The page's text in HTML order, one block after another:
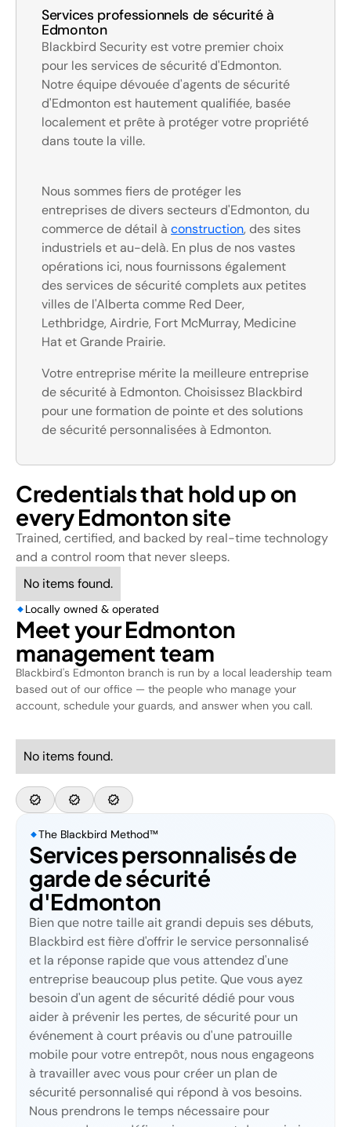
Services professionnels de sécurité à
Edmonton
Blackbird Security est votre premier choix
pour les services de sécurité d'Edmonton.
Notre équipe dévouée d'agents de sécurité
d'Edmonton est hautement qualifiée, basée
localement et prête à protéger votre propriété
dans toute la ville.
Nous sommes fiers de protéger les
entreprises de divers secteurs d'Edmonton, du
commerce de détail à construction, des sites
industriels et au-delà. En plus de nos vastes
opérations ici, nous fournissons également
des services de sécurité complets aux petites
villes de l'Alberta comme Red Deer,
Lethbridge, Airdrie, Fort McMurray, Medicine
Hat et Grande Prairie.
Votre entreprise mérite la meilleure entreprise
de sécurité à Edmonton. Choisissez Blackbird
pour une formation de pointe et des solutions
de sécurité personnalisées à Edmonton.
Credentials that hold up on
every Edmonton site
Trained, certified, and backed by real-time technology
and a control room that never sleeps.
No items found.
Locally owned & operated
Meet your Edmonton
management team
Blackbird's Edmonton branch is run by a local leadership team
based out of our office — the people who manage your
account, schedule your guards, and answer when you call.
No items found.
The Blackbird Method™
Services personnalisés de
garde de sécurité
d'Edmonton
Bien que notre taille ait grandi depuis ses débuts,
Blackbird est fière d'offrir le service personnalisé
et la réponse rapide que vous attendez d'une
entreprise beaucoup plus petite. Que vous ayez
besoin d'un agent de sécurité dédié pour vous
aider à prévenir les pertes, de sécurité pour un
événement à court préavis ou d'une patrouille
mobile pour votre entrepôt, nous nous engageons
à travailler avec vous pour créer un plan de
sécurité personnalisé qui répond à vos besoins.
Nous prendrons le temps nécessaire pour